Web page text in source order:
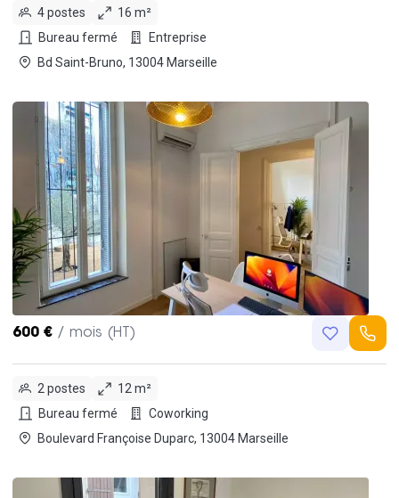
4 postes
16 m²
Bureau fermé
Entreprise
Bd Saint-Bruno, 13004 Marseille
600 € / mois (HT)
2 postes
12 m²
Bureau fermé
Coworking
Boulevard Françoise Duparc, 13004 Marseille